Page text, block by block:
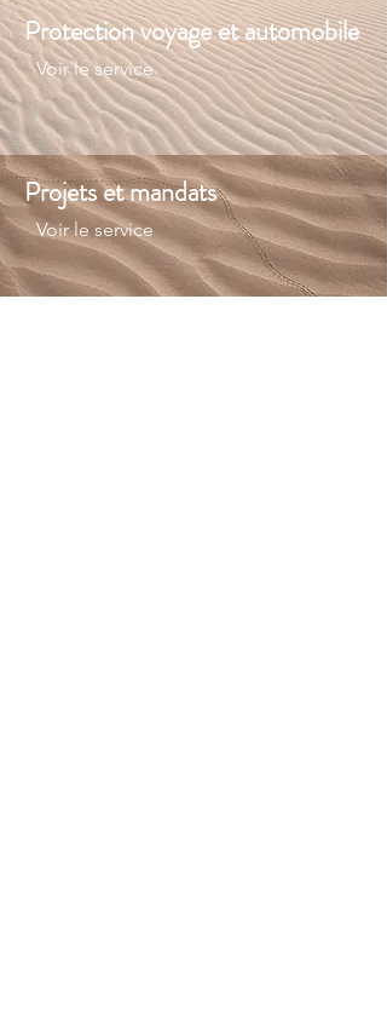
Protection voyage et automobile
Voir le service
Projets et mandats
Voir le service